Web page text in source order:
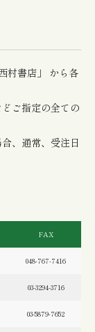
村書店」 から各
ご指定の全ての
、通常、受注日
FAX
048-767-7416
03-3294-3716
03-5879-7652